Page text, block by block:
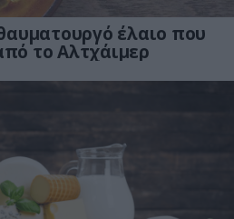
έλαιο που
το Αλτχάιμερ